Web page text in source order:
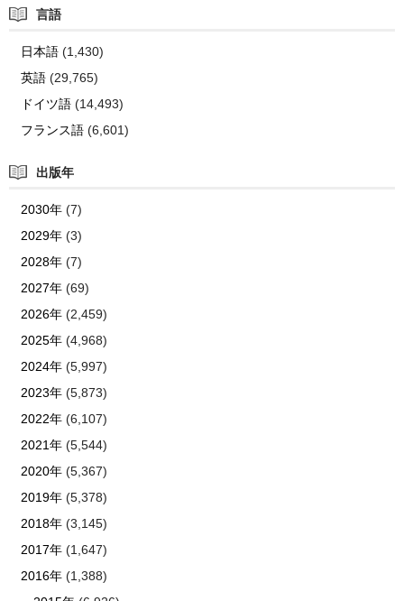
言語
日本語(1,430)
英語(29,765)
ドイツ語(14,493)
フランス語(6,601)
出版年
2030年(7)
2029年(3)
2028年(7)
2027年(69)
2026年(2,459)
2025年(4,968)
2024年(5,997)
2023年(5,873)
2022年(6,107)
2021年(5,544)
2020年(5,367)
2019年(5,378)
2018年(3,145)
2017年(1,647)
2016年(1,388)